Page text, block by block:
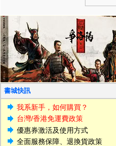
書城快訊
我系新手，如何購買？
台灣/香港免運費政策
優惠券激活及使用方式
全面服務保障、退換貨政策